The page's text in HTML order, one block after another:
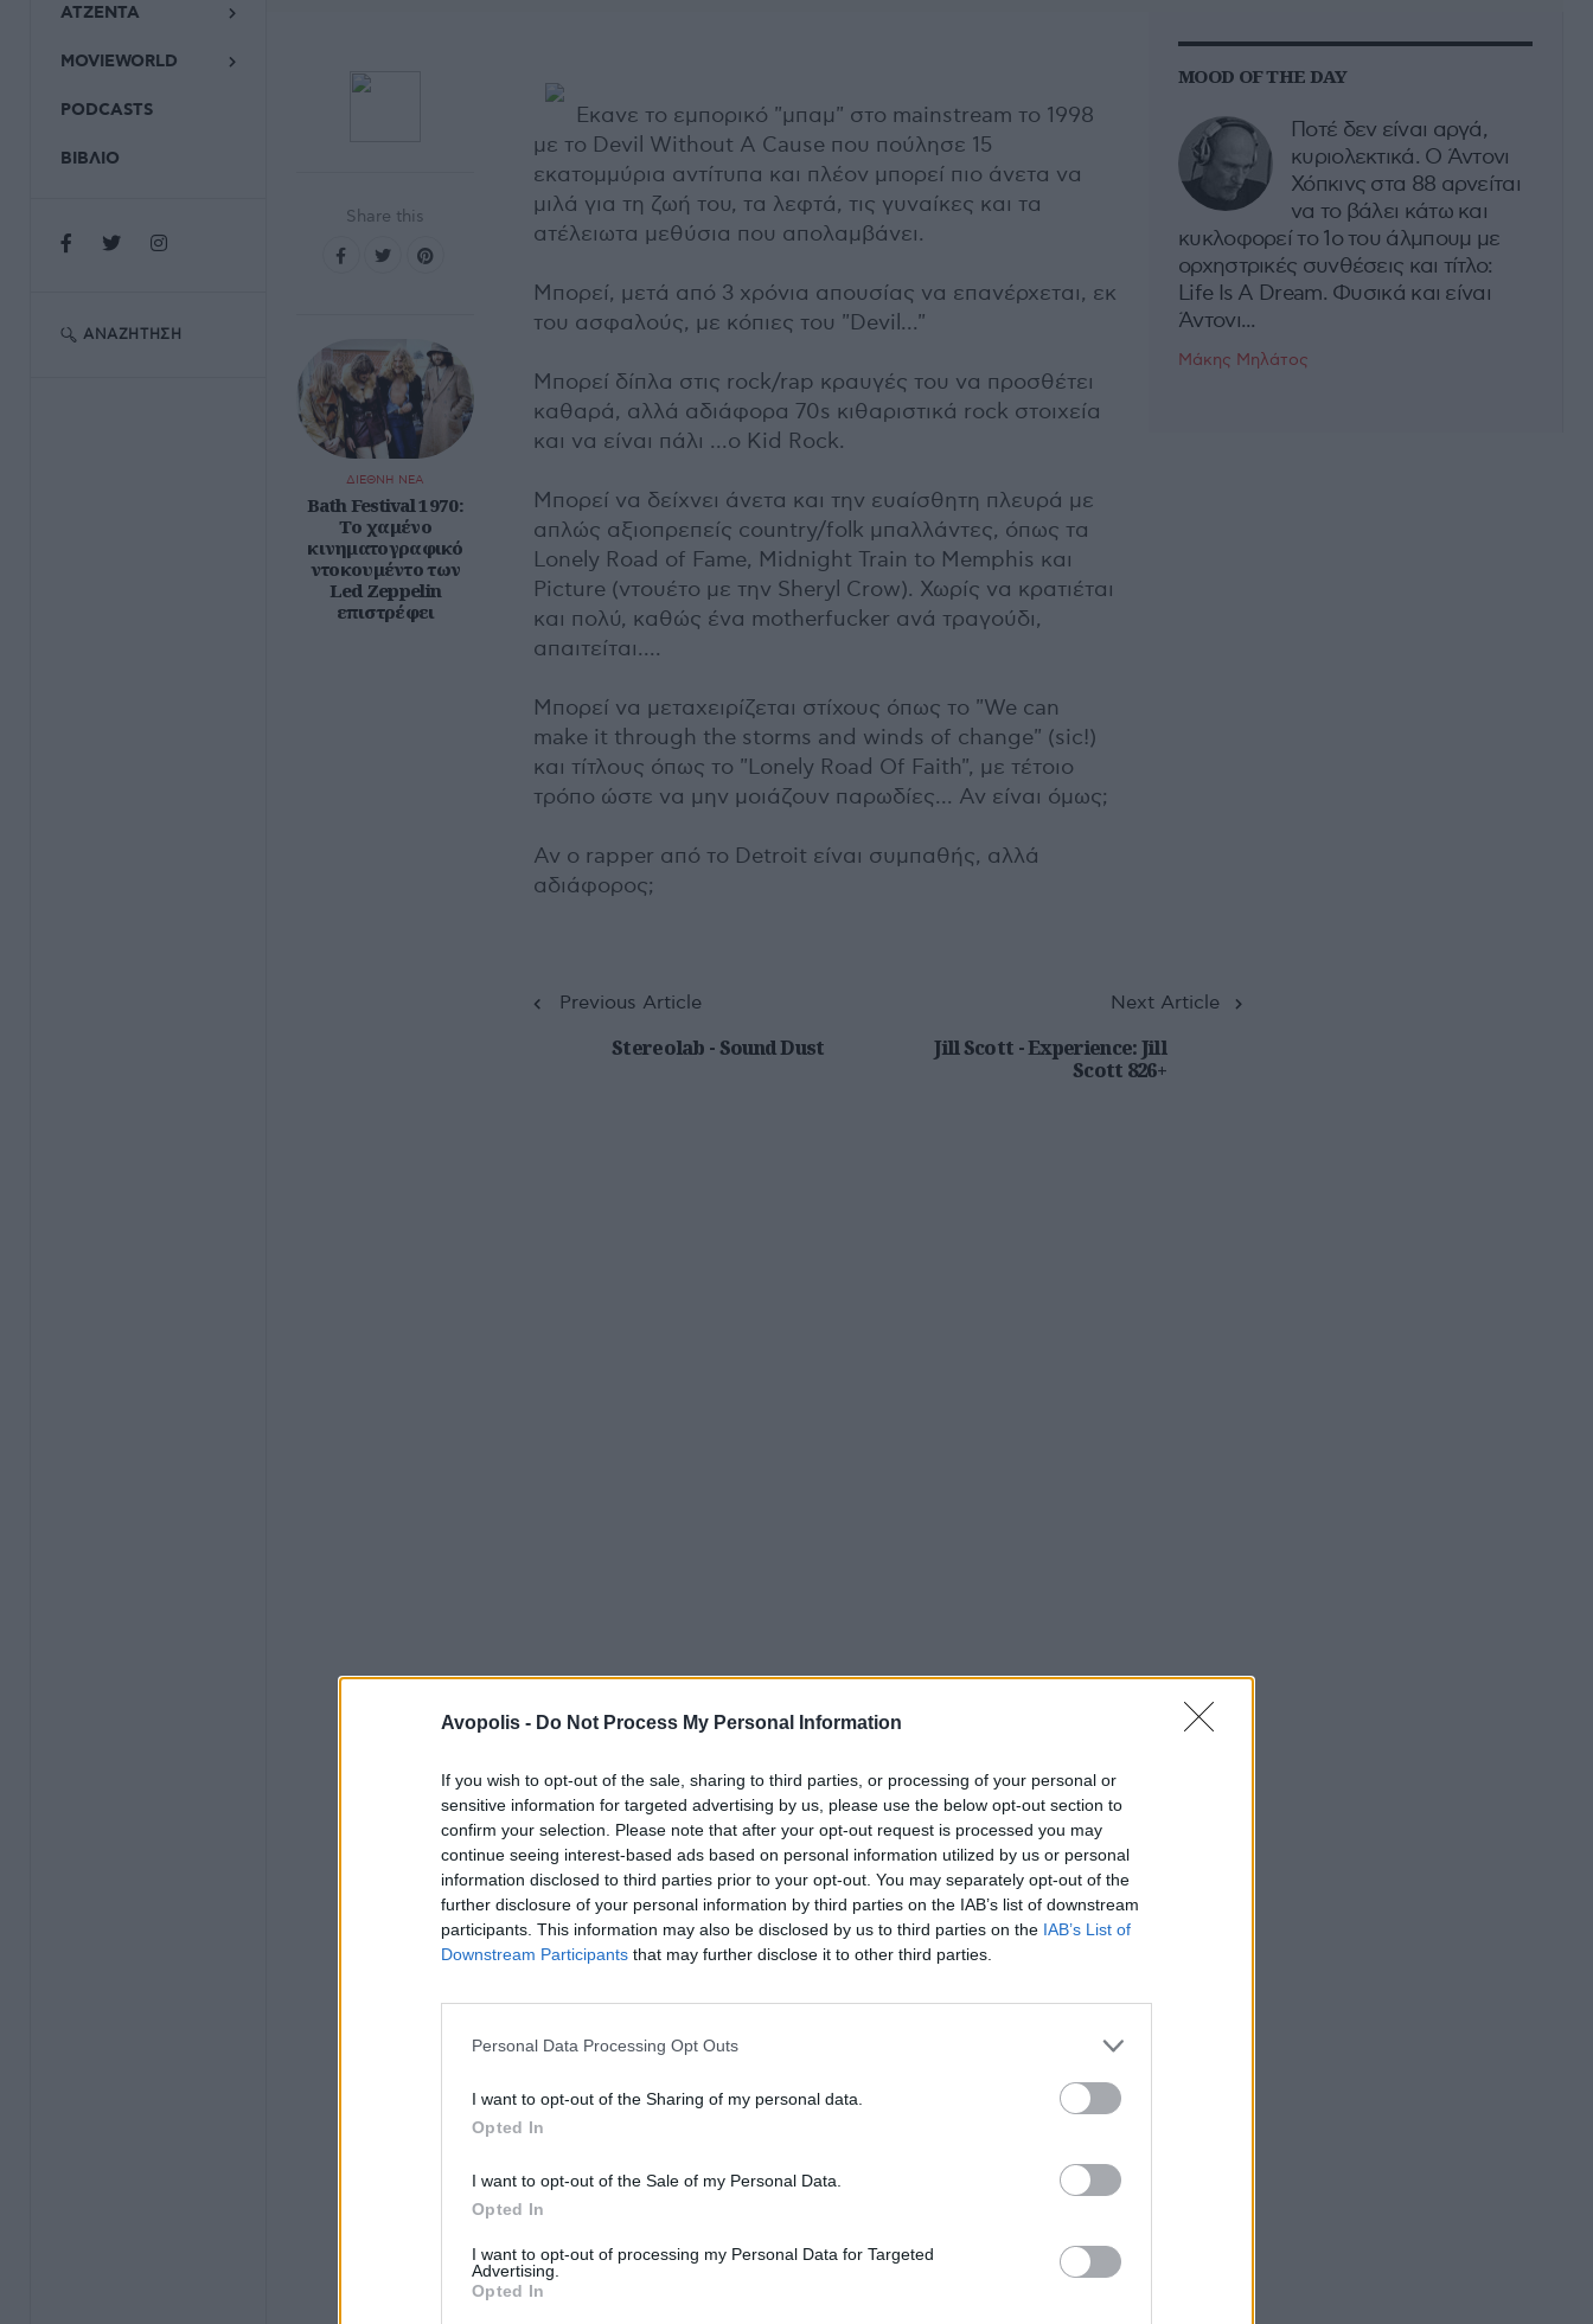
Avopolis - Do Not Process My Personal Information
If you wish to opt-out of the sale, sharing to third parties, or processing of your personal or
sensitive information for targeted advertising by us, please use the below opt-out section to
confirm your selection. Please note that after your opt-out request is processed you may
continue seeing interest-based ads based on personal information utilized by us or personal
information disclosed to third parties prior to your opt-out. You may separately opt-out of the
further disclosure of your personal information by third parties on the IAB’s list of downstream
participants. This information may also be disclosed by us to third parties on the IAB’s List of
Downstream Participants that may further disclose it to other third parties.
Personal Data Processing Opt Outs
I want to opt-out of the Sharing of my personal data.
Opted In
I want to opt-out of the Sale of my Personal Data.
Opted In
I want to opt-out of processing my Personal Data for Targeted
Advertising.
Opted In
ΑΤΖΕΝΤΑ
MOVIEWORLD
PODCASTS
ΒΙΒΛΙΟ
ΑΝΑΖΉΤΗΣΗ
Share this
ΔΙΕΘΝΗ ΝΕΑ
Bath Festival 1970:
Το χαμένο
κινηματογραφικό
ντοκουμέντο των
Led Zeppelin
επιστρέφει
Εκανε το εμπορικό "μπαμ" στο mainstream το 1998
με το Devil Without A Cause που πούλησε 15
εκατομμύρια αντίτυπα και πλέον μπορεί πιο άνετα να
μιλά για τη ζωή του, τα λεφτά, τις γυναίκες και τα
ατέλειωτα μεθύσια που απολαμβάνει.
Μπορεί, μετά από 3 χρόνια απουσίας να επανέρχεται, εκ
του ασφαλούς, με κόπιες του "Devil..."
Μπορεί δίπλα στις rock/rap κραυγές του να προσθέτει
καθαρά, αλλά αδιάφορα 70s κιθαριστικά rock στοιχεία
και να είναι πάλι ...ο Kid Rock.
Μπορεί να δείχνει άνετα και την ευαίσθητη πλευρά με
απλώς αξιοπρεπείς country/folk μπαλλάντες, όπως τα
Lonely Road of Fame, Midnight Train to Memphis και
Picture (ντουέτο με την Sheryl Crow). Χωρίς να κρατιέται
και πολύ, καθώς ένα motherfucker ανά τραγούδι,
απαιτείται....
Μπορεί να μεταχειρίζεται στίχους όπως το "We can
make it through the storms and winds of change" (sic!)
και τίτλους όπως το "Lonely Road Of Faith", με τέτοιο
τρόπο ώστε να μην μοιάζουν παρωδίες... Αν είναι όμως;
Αν ο rapper από το Detroit είναι συμπαθής, αλλά
αδιάφορος;
MOOD OF THE DAY
Ποτέ δεν είναι αργά,
κυριολεκτικά. Ο Άντονι
Χόπκινς στα 88 αρνείται
να το βάλει κάτω και
κυκλοφορεί το 1ο του άλμπουμ με
ορχηστρικές συνθέσεις και τίτλο:
Life Is A Dream. Φυσικά και είναι
Άντονι...
Μάκης Μηλάτος
Previous Article
Stereolab - Sound Dust
Next Article
Jill Scott - Experience: Jill
Scott 826+